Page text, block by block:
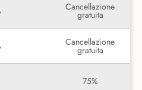
Cancellazione
gratuita
Cancellazione
gratuita
75%